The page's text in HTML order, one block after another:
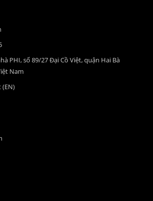
PHI, số 89/27 Đại Cồ Việt, quận Hai Bà
Nam
(EN)